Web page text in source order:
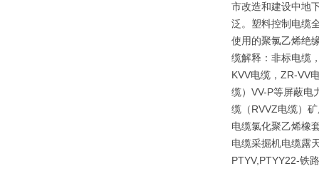
市改造和建设中地
泛。塑料控制电缆
使用的聚氯乙烯绝
缆解释：非标电缆
KVV电缆，ZR-VV
缆）VV-P等屏蔽电
缆（RVVZ电缆）
电缆氯化聚乙烯橡
电缆采掘机电缆露
PTYV,PTYY22-铁